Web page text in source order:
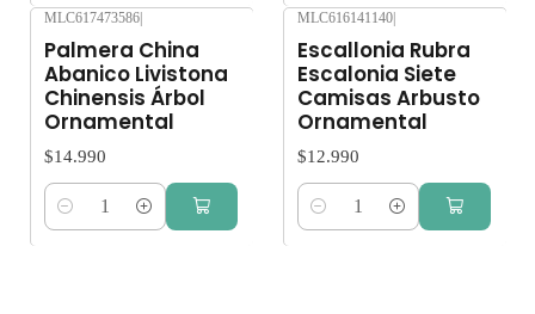
MLC617473586|
Palmera China
Abanico Livistona
Chinensis Árbol
Ornamental
$14.990
Cantidad
MLC616141140|
Escallonia Rubra
Escalonia Siete
Camisas Arbusto
Ornamental
$12.990
Cantidad